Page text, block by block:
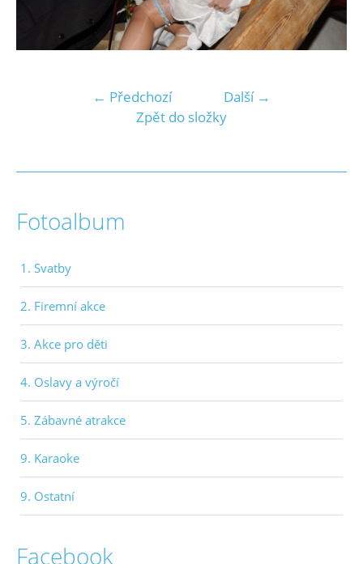
← Předchozí
Další →
Zpět do složky
Fotoalbum
1. Svatby
2. Firemní akce
3. Akce pro děti
4. Oslavy a výročí
5. Zábavné atrakce
9. Karaoke
9. Ostatní
Facebook